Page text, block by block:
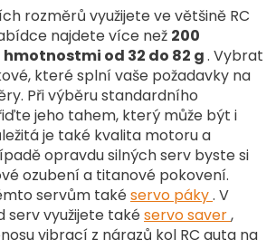
d
a
c
í
p
r
v
k
y
v
ý
p
i
s
rozměrů využijete ve většině RC
najdete více než 200
hmotnostmi od 32 do 82 g. Vybrat
které splní vaše požadavky na
Při výběru standardního
jeho tahem, který může být i
je také kvalita motoru a
opravdu silných serv byste si
ozubení a titanové pokovení.
servům takéservo páky. V
serv využijete takéservo saver,
vibrací z nárazů kol RC auta na